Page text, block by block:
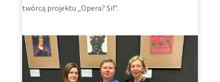
twórcą projektu „Opera? Si!”.